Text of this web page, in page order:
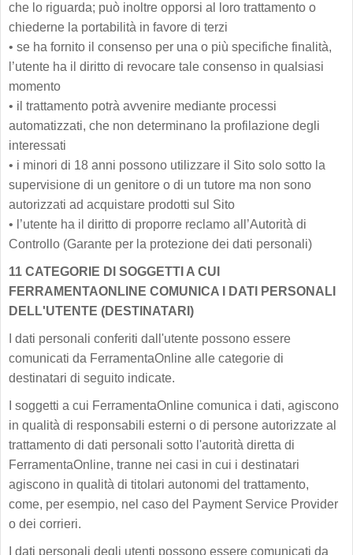
che lo riguarda; può inoltre opporsi al loro trattamento o
chiederne la portabilità in favore di terzi
• se ha fornito il consenso per una o più specifiche finalità,
l’utente ha il diritto di revocare tale consenso in qualsiasi
momento
• il trattamento potrà avvenire mediante processi
automatizzati, che non determinano la profilazione degli
interessati
• i minori di 18 anni possono utilizzare il Sito solo sotto la
supervisione di un genitore o di un tutore ma non sono
autorizzati ad acquistare prodotti sul Sito
• l’utente ha il diritto di proporre reclamo all’Autorità di
Controllo (Garante per la protezione dei dati personali)
11 CATEGORIE DI SOGGETTI A CUI
FERRAMENTAONLINE COMUNICA I DATI PERSONALI
DELL'UTENTE (DESTINATARI)
I dati personali conferiti dall'utente possono essere
comunicati da FerramentaOnline alle categorie di
destinatari di seguito indicate.
I soggetti a cui FerramentaOnline comunica i dati, agiscono
in qualità di responsabili esterni o di persone autorizzate al
trattamento di dati personali sotto l'autorità diretta di
FerramentaOnline, tranne nei casi in cui i destinatari
agiscono in qualità di titolari autonomi del trattamento,
come, per esempio, nel caso del Payment Service Provider
o dei corrieri.
I dati personali degli utenti possono essere comunicati da